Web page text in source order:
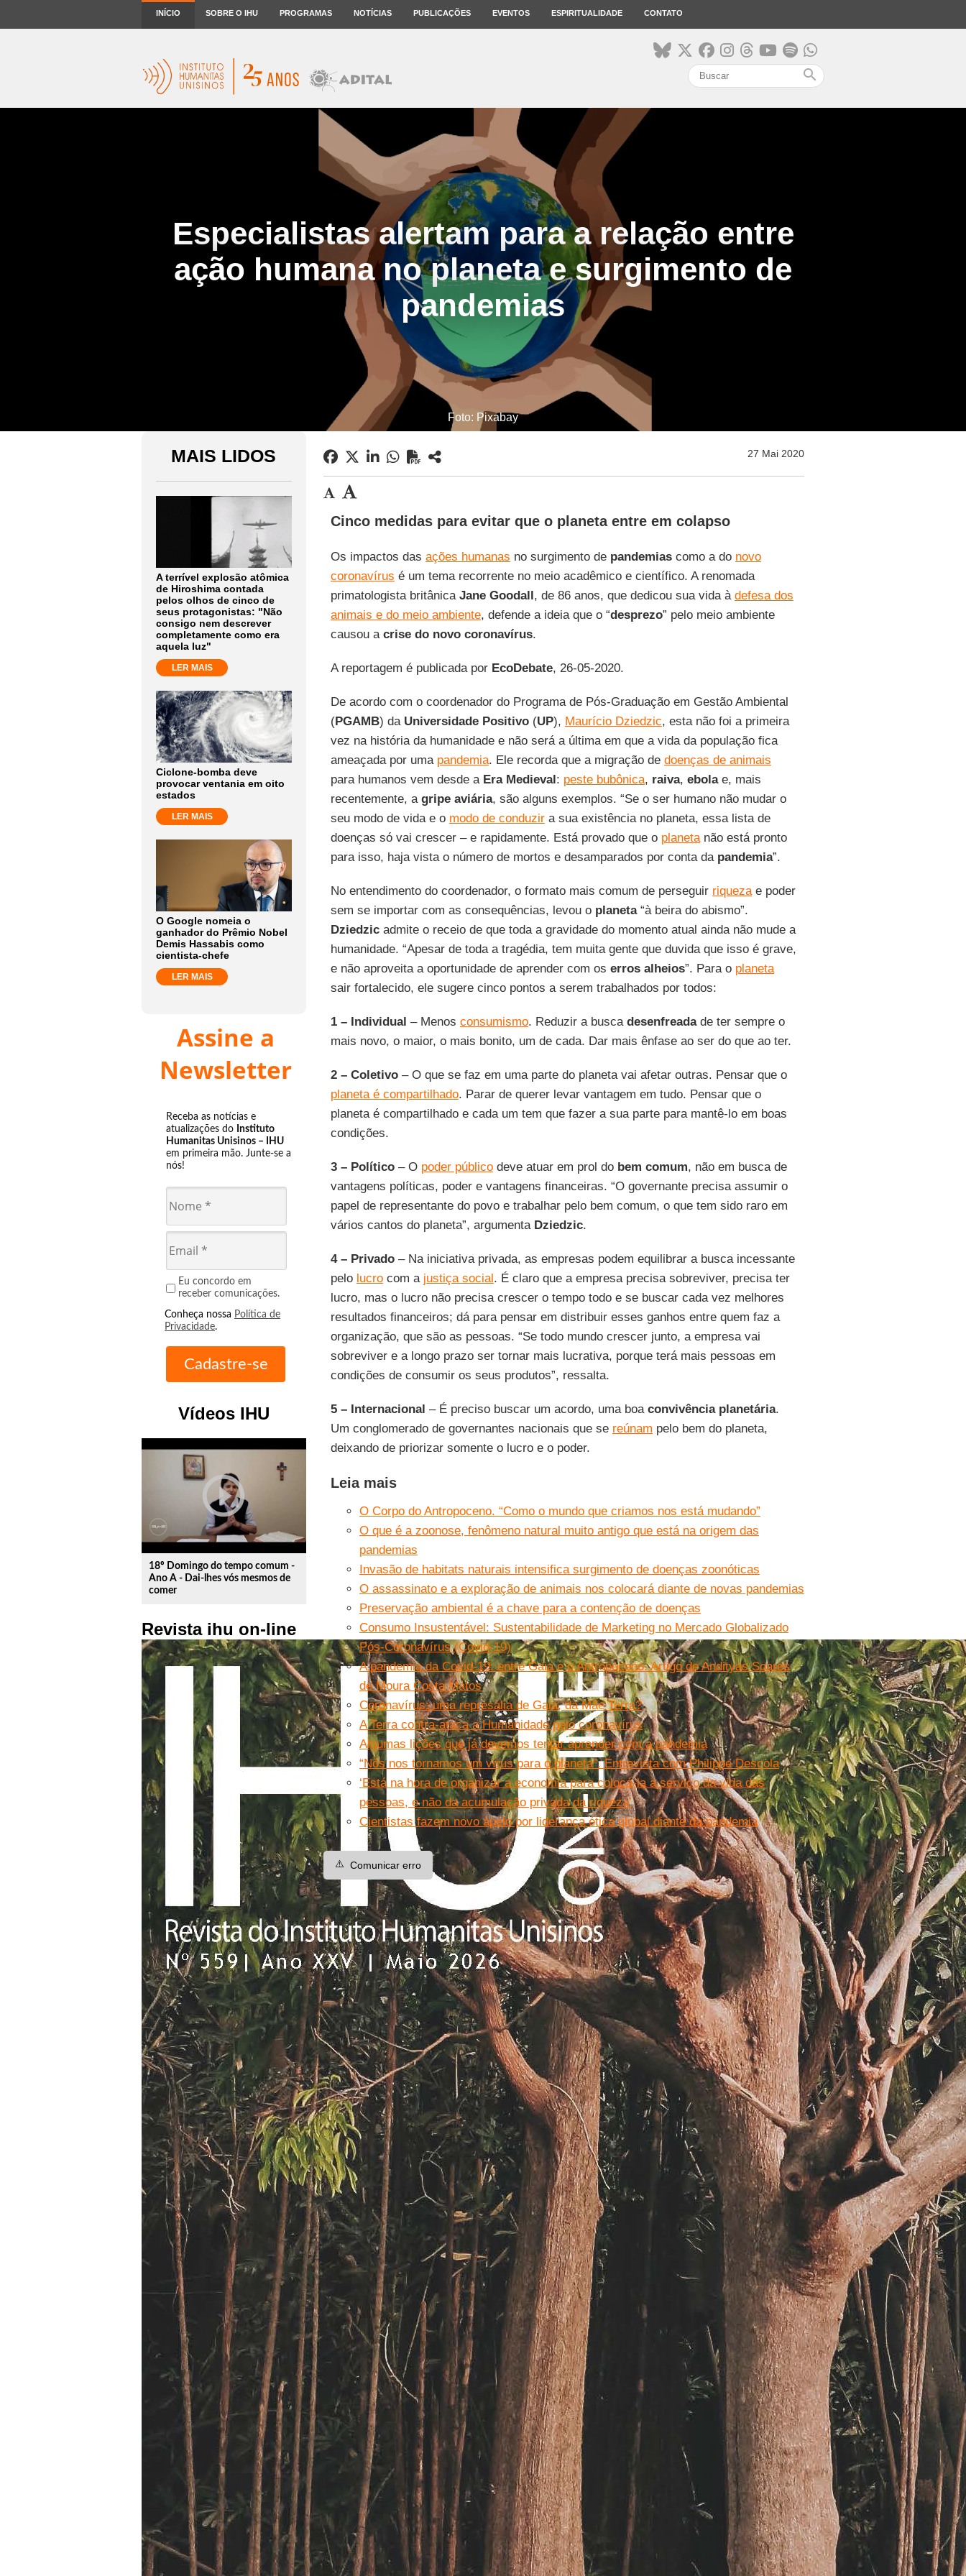
INÍCIO SOBRE O IHU PROGRAMAS NOTÍCIAS PUBLICAÇÕES EVENTOS ESPIRITUALIDADE CONTATO
search
Especialistas alertam para a relação entre
ação humana no planeta e surgimento de
pandemias
Foto: Pixabay
MAIS LIDOS
A terrível explosão atômica
de Hiroshima contada
pelos olhos de cinco de
seus protagonistas: "Não
consigo nem descrever
completamente como era
aquela luz"
LER MAIS
Ciclone-bomba deve
provocar ventania em oito
estados
LER MAIS
O Google nomeia o
ganhador do Prêmio Nobel
Demis Hassabis como
cientista-chefe
LER MAIS
Assine a
Newsletter
Receba as notícias e
atualizações do Instituto
Humanitas Unisinos – IHU
em primeira mão. Junte-se a
nós!
Eu concordo em
receber comunicações.
Conheça nossa Política de
Privacidade.
Vídeos IHU
play_circle_outline
18º Domingo do tempo comum -
Ano A - Dai-lhes vós mesmos de
comer
Revista ihu on-line
27 Mai 2020
Cinco medidas para evitar que o planeta entre em colapso
Os impactos das ações humanas no surgimento de pandemiascomo a do novo
coronavírus é um tema recorrente no meio acadêmico e científico. A renomada
primatologista britânica Jane Goodall, de 86 anos, que dedicou sua vida à defesa dos
animais e do meio ambiente, defende a ideia que o “desprezo” pelo meio ambiente
causou a crise do novo coronavírus.
A reportagem é publicada por EcoDebate, 26-05-2020.
De acordo com o coordenador do Programa de Pós-Graduação em Gestão Ambiental
(PGAMB) da Universidade Positivo(UP), Maurício Dziedzic, esta não foi a primeira
vez na história da humanidade e não será a última em que a vida da população fica
ameaçada por uma pandemia. Ele recorda que a migração de doenças de animais
para humanos vem desde a Era Medieval: peste bubônica, raiva, ebolae, mais
recentemente, a gripe aviária, são alguns exemplos. “Se o ser humano não mudar o
seu modo de vida e o modo de conduzira sua existência no planeta, essa lista de
doenças só vai crescer – e rapidamente. Está provado que o planetanão está pronto
para isso, haja vista o número de mortos e desamparados por conta da pandemia”.
No entendimento do coordenador, o formato mais comum de perseguir riquezae poder
sem se importar com as consequências, levou o planeta“à beira do abismo”.
Dziedzicadmite o receio de que toda a gravidade do momento atual ainda não mude a
humanidade. “Apesar de toda a tragédia, tem muita gente que duvida que isso é grave,
e não aproveita a oportunidade de aprender com os erros alheios”. Para o planeta
sair fortalecido, ele sugere cinco pontos a serem trabalhados por todos:
1 – Individual – Menos consumismo. Reduzir a busca desenfreadade ter sempre o
mais novo, o maior, o mais bonito, um de cada. Dar mais ênfase ao ser do que ao ter.
2 – Coletivo– O que se faz em uma parte do planeta vai afetar outras. Pensar que o
planeta é compartilhado. Parar de querer levar vantagem em tudo. Pensar que o
planeta é compartilhado e cada um tem que fazer a sua parte para mantê-lo em boas
condições.
3 – Político– O poder públicodeve atuar em prol do bem comum, não em busca de
vantagens políticas, poder e vantagens financeiras. “O governante precisa assumir o
papel de representante do povo e trabalhar pelo bem comum, o que tem sido raro em
vários cantos do planeta”, argumenta Dziedzic.
4 – Privado– Na iniciativa privada, as empresas podem equilibrar a busca incessante
pelo lucrocom a justiça social. É claro que a empresa precisa sobreviver, precisa ter
lucro, mas o lucro não precisa crescer o tempo todo e se buscar cada vez melhores
resultados financeiros; dá para pensar em distribuir esses ganhos entre quem faz a
organização, que são as pessoas. “Se todo mundo crescer junto, a empresa vai
sobreviver e a longo prazo ser tornar mais lucrativa, porque terá mais pessoas em
condições de consumir os seus produtos”, ressalta.
5 – Internacional – É preciso buscar um acordo, uma boa convivência planetária.
Um conglomerado de governantes nacionais que se reúnam pelo bem do planeta,
deixando de priorizar somente o lucro e o poder.
Leia mais
O Corpo do Antropoceno. “Como o mundo que criamos nos está mudando”
O que é a zoonose, fenômeno natural muito antigo que está na origem das
pandemias
Invasão de habitats naturais intensifica surgimento de doenças zoonóticas
O assassinato e a exploração de animais nos colocará diante de novas pandemias
Preservação ambiental é a chave para a contenção de doenças
Consumo Insustentável: Sustentabilidade de Marketing no Mercado Globalizado
Pós-Coronavírus (Covid-19)
A pandemia da Covid-19: entre Gaia e o Antropoceno. Artigo de Andityas Soares
de Moura Costa Matos
Coronavírus: uma represália de Gaia, da Mãe Terra?
A Terra contra-ataca a Humanidade pelo coronavírus
Algumas lições que já devemos tentar aprender com a pandemia
“Nós nos tornamos um vírus para o planeta”. Entrevista com Philippe Descola
‘Está na hora de organizar a economia para colocá-la a serviço da vida das
pessoas, e não da acumulação privada da riqueza’
Cientistas fazem novo apelo por liderança ética global diante da pandemia
⚠️ Comunicar erro